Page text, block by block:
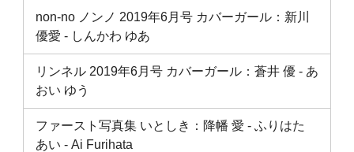
non-no ノンノ 2019年6月号 カバーガール：新川
優愛 ‐ しんかわ ゆあ
リンネル 2019年6月号 カバーガール：蒼井 優 ‐ あ
おい ゆう
ファースト写真集 いとしき：降幡 愛 ‐ ふりはた
あい ‐ Ai Furihata